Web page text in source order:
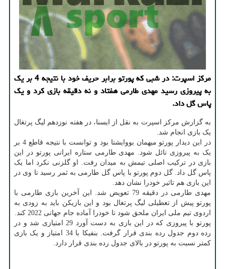
مرکز اسپرت: در شبی که پورتو برابر حریف خود با نتیجه 4 بر یک
به پیروزی رسید مهدی طارمی هفتاد و نه دقیقه بازی کرد و یک
پاس گل داد.
به گزارش مرکز اسپرت به نقل از ایسنا، در هفته نوزدهم لیگ پرتغال
یک بازی انجام شد.
در این دیدار پورتو میهمان بووایشتا بود و توانست با نتیجه قاطع 4 بر
یک به پیروزی نائل شود. مهدی طارمی ستاره ایرانی پورتو در این
بازی در ترکیب اصلی تیمش به میدان رفت. او گلزنی نکرد اما یک
پاس گل داد. گل دوم پورتو با پاس گل طارمی به ثمر رسید تا وی در
این بازی هم تاثیر خودرا نشان دهد.
مهدی طارمی در دقیقه 79 تعویض شد. این آخرین بازی طارمی با
پورتو پیش از تعطیلی لیگ پرتغال بود و این بازیکن باید به زودی به
اردوی تیم ملی ایران ملحق شود تا خودرا آماده جام جهانی 2022 کند.
پورتو با پیروزی که در این بازی به دست آورد 29 امتیازی شد و در
رده دوم جدول رده بندی قرار گرفت. بنفیکا با 34 امتیاز و یک بازی
کمتر نسبت به پورتو در بالای جدول رده بندی قرار دارد.